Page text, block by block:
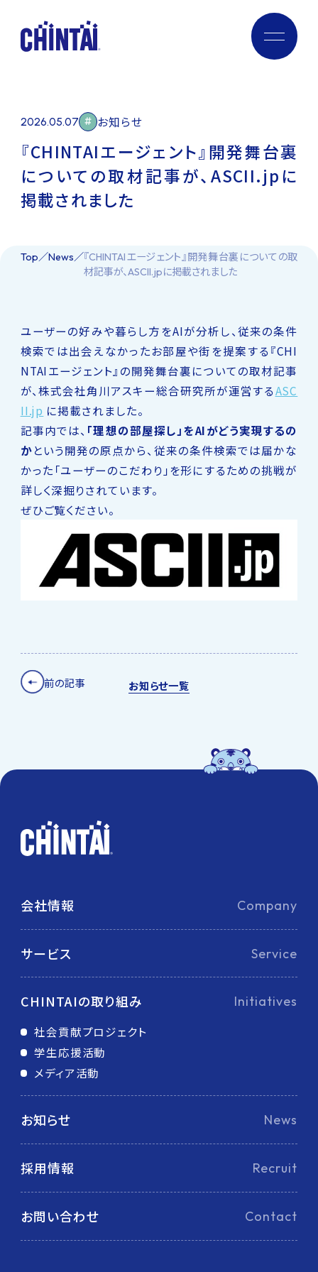
学生応援活動
メディア活動
Recruit
お問い合わせ Contact
2026.05.07 お知らせ
『CHINTAIエージェント』開発舞台裏
についての取材記事が、ASCII.jpに
掲載されました
Top News
『CHINTAIエージェント』開発舞台裏についての取
材記事が、ASCII.jpに掲載されました
ユーザーの好みや暮らし方をAIが分析し、従来の条件
検索では出会えなかったお部屋や街を提案する『CHI
NTAIエージェント』の開発舞台裏についての取材記事
が、株式会社角川アスキー総合研究所が運営するASC
II.jp に掲載されました。
記事内では、 「理想の部屋探し」をAIがどう実現するの
かという開発の原点から、従来の条件検索では届かな
かった「ユーザーのこだわり」を形にするための挑戦が
詳しく深掘りされています。
ぜひご覧ください。
前の記事 お知らせ一覧
会社情報 Company
サービス Service
CHINTAIの取り組み Initiatives
社会貢献プロジェクト
学生応援活動
メディア活動
お知らせ News
採用情報 Recruit
お問い合わせ Contact